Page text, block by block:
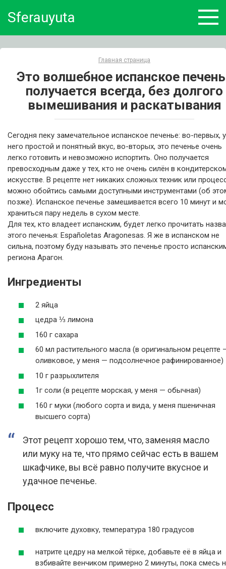
Sferauyuta
Главная страница
Это волшебное испанское
получается всегда, без долгого
вымешивания и раскатывания
Сегодня пеку замечательное испанское печенье: во-первых, у
него простой и понятный вкус, во-вторых, это печенье очень
легко готовить и невозможно испортить. Оно получается
превосходным даже у тех, кто не очень силён в
искусстве. В рецепте нет никаких сложных техник или
можно обойтись самыми доступными инструментами (об
позже). Испанское печенье замешивается всего 10 минут и
храниться пару недель в сухом месте.
Для тех, кто владеет испанским, будет легко прочитать
этого печенья: Españoletas Aragonesas. Я же в испанском не
сильна, поэтому буду называть это печенье просто
региона Арагон.
Ингредиенты
2 яйца
цедра ⅓ лимона
160 г сахара
60 мл растительного масла (в оригинальном рецепте
оливковое, у меня — подсолнечное рафинированное)
10 г разрыхлителя
1г соли (в рецепте морская, у меня — обычная)
160 г муки (любого сорта и вида, у меня пшеничная
высшего сорта)
Этот рецепт хорошо тем, что, заменяя масло
или муку на те, что прямо сейчас есть в вашем
шкафчике, вы всё равно получите вкусное и
удачное печенье.
Процесс
включите духовку, температура 180 градусов
натрите цедру на мелкой тёрке, добавьте её в яйца и
взбивайте венчиком примерно 2 минуты, пока смесь